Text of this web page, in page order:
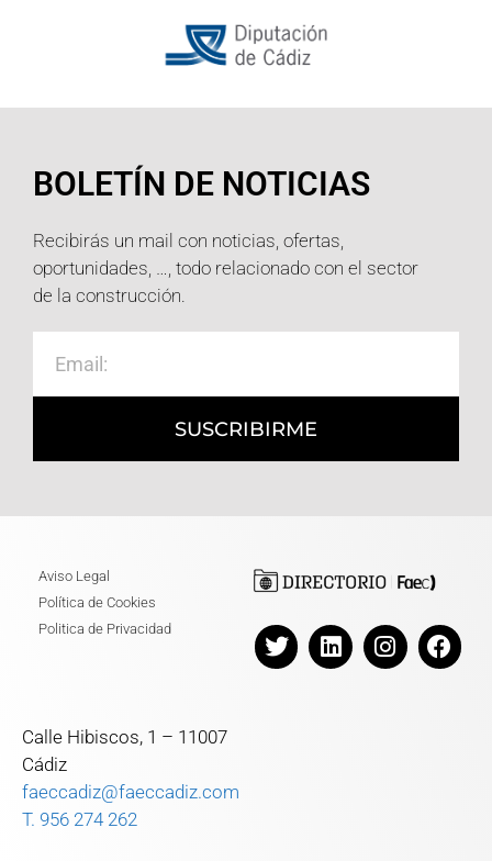
BOLETÍN DE NOTICIAS
Recibirás un mail con noticias, ofertas,
oportunidades, …, todo relacionado con el sector
de la construcción.
SUSCRIBIRME
Aviso Legal
Política de Cookies
Politica de Privacidad
Calle Hibiscos, 1 – 11007
Cádiz
faeccadiz@faeccadiz.com
T. 956 274 262